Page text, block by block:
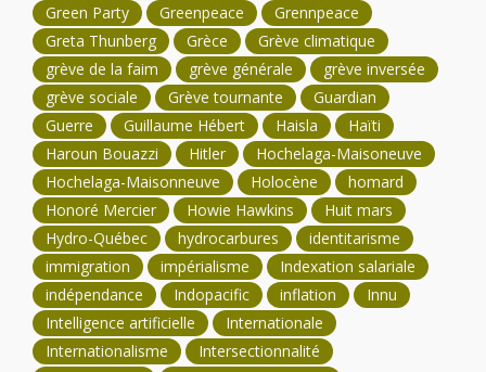
Green Party
Greenpeace
Grennpeace
Greta Thunberg
Grèce
Grève climatique
grève de la faim
grève générale
grève inversée
grève sociale
Grève tournante
Guardian
Guerre
Guillaume Hébert Haisla
Haïti
Haroun Bouazzi
Hitler
Hochelaga-Maisoneuve
Hochelaga-Maisonneuve
Holocène
homard
Honoré Mercier
Howie Hawkins
Huit mars
Hydro-Québec
hydrocarbures
identitarisme
immigration
impérialisme
Indexation salariale
indépendance
Indopacific inflation
Innu
Intelligence artificielle
Internationale
Internationalisme
Intersectionnalité